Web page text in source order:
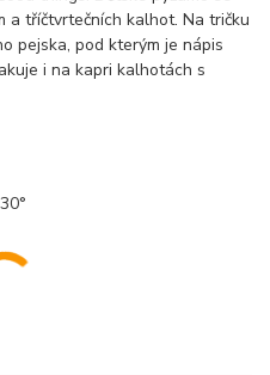
a tříčtvrtečních kalhot. Na tričku
pejska, pod kterým je nápis
i na kapri kalhotách s